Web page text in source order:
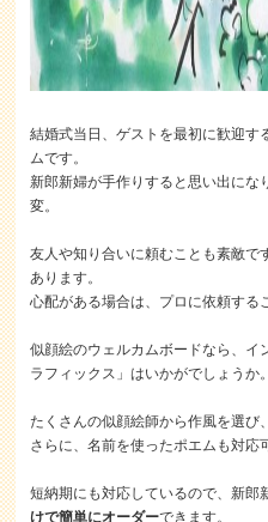
結婚式当日、ゲストを最初に歓迎す
ムです。
新郎新婦が手作りすると思い出にな
変。
友人や知り合いに頼むことも素敵で
あります。
心配がある場合は、プロに依頼する
似顔絵のウェルカムボードなら、イ
ラフィックス」はいかがでしょうか。
たくさんの似顔絵師から作風を選び
さらに、名前を使ったポエムも対応
短納期にも対応しているので、新郎
けで簡単にオーダーできます。